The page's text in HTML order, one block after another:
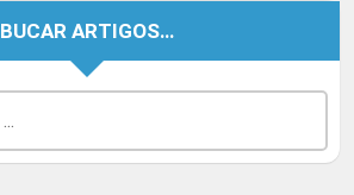
BUCAR ARTIGOS…